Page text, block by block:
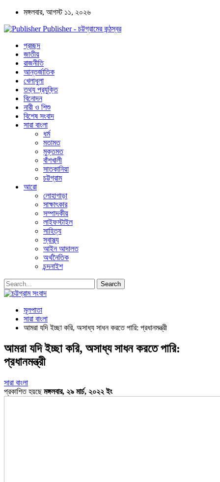
মঙ্গলবার, আগস্ট ১১, ২০২৬
Publisher - চট্টগ্রামের কন্ঠস্বর
প্রচ্ছদ
জাতীয়
রাজনীতি
আন্তর্জাতিক
খেলাধুলা
তথ্য প্রযুক্তি
বিনোদন
নারী ও শিশু
বিশেষ সংবাদ
সারা বাংলা
ধর্ম
মতামত
মুক্তমত
বাঁশখালী
সাতকানিয়া
চট্টগ্রাম
আরো
লোহাগাড়া
সাক্ষাৎকার
সম্পাদকীয়
লাইফস্টাইল
সাহিত্য
স্বাস্থ্য
আইন আদালত
অর্থনৈতিক
চন্দনাইশ
মূলপাতা
সারা বাংলা
আমরা যদি ইচ্ছা করি, অসাধ্য সাধন করতে পারি: প্রধানমন্ত্রী
আমরা যদি ইচ্ছা করি, অসাধ্য সাধন করতে পারি:
প্রধানমন্ত্রী
সারা বাংলা
প্রকাশিত হয়ছেমঙ্গলবার, ২৯ মার্চ, ২০২২ ইং